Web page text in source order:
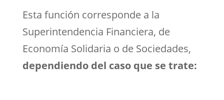
Esta función corresponde a la
Superintendencia Financiera, de
Economía Solidaria o de Sociedades,
dependiendo del caso que se trate: